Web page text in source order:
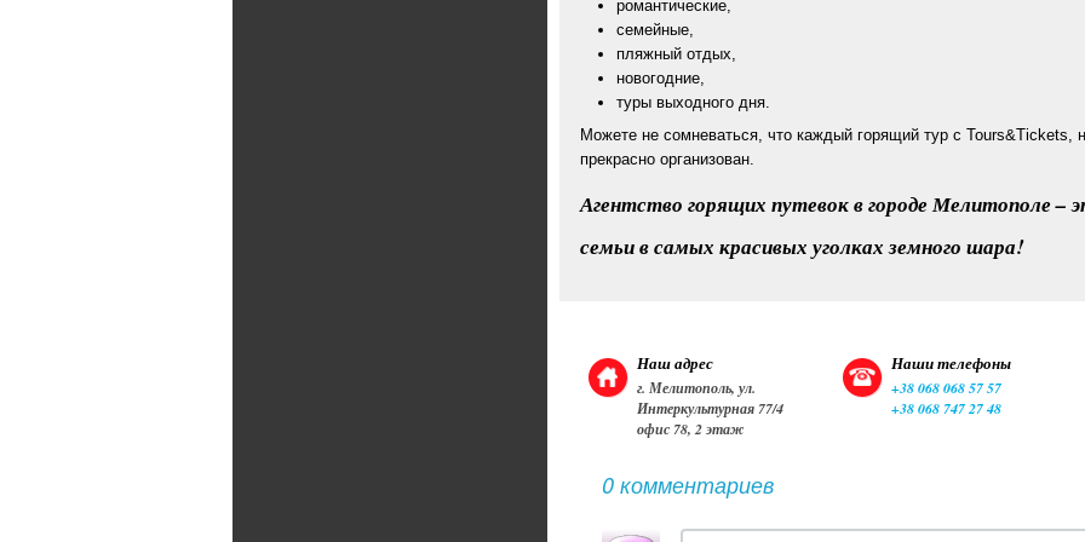
романтические,
семейные,
пляжный отдых,
новогодние,
туры выходного дня.
Можете не сомневаться, что каждый горящий тур с Tours&Tickets,
прекрасно организован.
Агентство горящих путевок в городе Мелитополе –
семьи в самых красивых уголках земного шара!
Наш адрес
г. Мелитополь, ул.
Интеркультурная 77/4
офис 78, 2 этаж
Наши телефоны
+38 068 068 57 57
+38 068 747 27 48
0 комментариев